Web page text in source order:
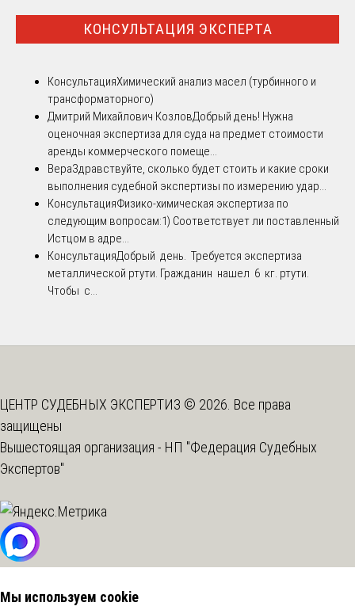
КОНСУЛЬТАЦИЯ ЭКСПЕРТА
КонсультацияХимический анализ масел (турбинного и
трансформаторного)
Дмитрий Михайлович КозловДобрый день! Нужна
оценочная экспертиза для суда на предмет стоимости
аренды коммерческого помеще...
ВераЗдравствуйте, сколько будет стоить и какие сроки
выполнения судебной экспертизы по измерению удар...
КонсультацияФизико-химическая экспертиза по
следующим вопросам:1) Соответствует ли поставленный
Истцом в адре...
КонсультацияДобрый день. Требуется экспертиза
металлической ртути. Гражданин нашел 6 кг. ртути.
Чтобы с...
ЦЕНТР СУДЕБНЫХ ЭКСПЕРТИЗ © 2026. Все права
защищены
Вышестоящая организация - НП "Федерация Судебных
Экспертов"
Мы используем cookie